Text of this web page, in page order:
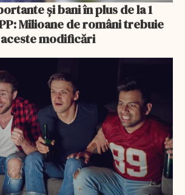
şi bani în plus de la 1
Milioane de români trebuie
modificări